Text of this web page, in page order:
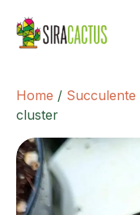
Home / Succulente
cluster